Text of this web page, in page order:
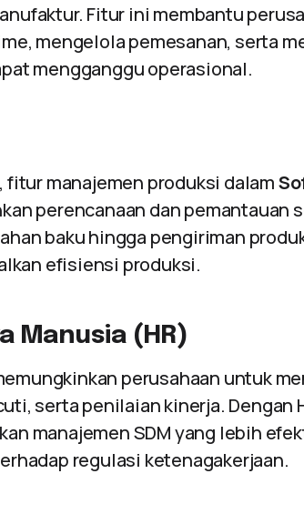
Fitur ini membantu
mengelola pemesanan, serta
mengganggu operasional.
manajemen produksi dalam
perencanaan dan pemantauan
baku hingga pengiriman
efisiensi produksi.
Manusia (HR)
perusahaan untuk
serta penilaian kinerja. Dengan
manajemen SDM yang lebih
regulasi ketenagakerjaan.